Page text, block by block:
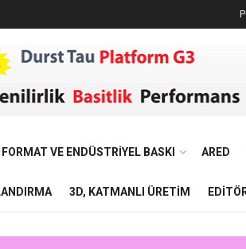
VE ENDÜSTRIYEL BASKI ARED
3D, KATMANLI ÜRETIM